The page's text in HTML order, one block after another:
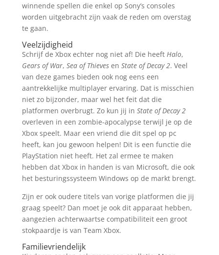
winnende spellen die enkel op Sony’s consoles
worden uitgebracht zijn vaak de reden om overstag
te gaan.
Veelzijdigheid
Schrijf de Xbox echter nog niet af! Die heeft Halo,
Gears of War, Sea of Thievesen State of Decay 2. Veel
van deze games bieden ook nog eens een
aantrekkelijke multiplayer ervaring. Dat is misschien
niet zo bijzonder, maar wel het feit dat die
platformen overbrugt. Zo kun jij in State of Decay 2
overleven in een zombie-apocalypse terwijl je op de
Xbox speelt. Maar een vriend die dit spel op pc
heeft, kan jou gewoon helpen! Dit is een functie die
PlayStation niet heeft. Het zal ermee te maken
hebben dat Xbox in handen is van Microsoft, die ook
het besturingssysteem Windows op de markt brengt.
Zijn er ook oudere titels van vorige platformen die jij
graag speelt? Dan moet je ook dit apparaat hebben,
aangezien achterwaartse compatibiliteit een groot
stokpaardje is van Team Xbox.
Familievriendelijk